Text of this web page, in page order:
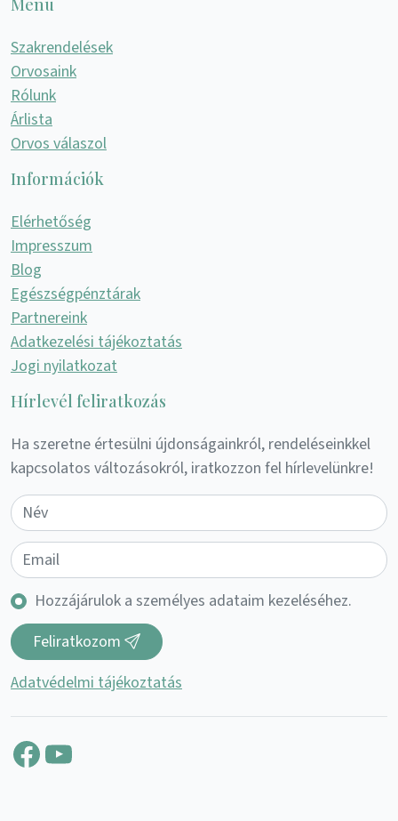
Menü
Szakrendelések
Orvosaink
Rólunk
Árlista
Orvos válaszol
Információk
Elérhetőség
Impresszum
Blog
Egészségpénztárak
Partnereink
Adatkezelési tájékoztatás
Jogi nyilatkozat
Hírlevél feliratkozás
Ha szeretne értesülni újdonságainkról, rendeléseinkkel
kapcsolatos változásokról, iratkozzon fel hírlevelünkre!
Hozzájárulok a személyes adataim kezeléséhez.
Feliratkozom
Adatvédelmi tájékoztatás
Facebook
YouTube